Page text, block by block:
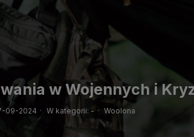
w Wojennych i
09-2024 · W kategorii: - · Woolona